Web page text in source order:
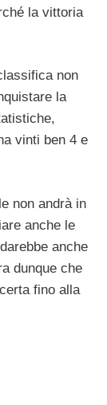
la vittoria
non
la
vinti ben 4 e
non andrà in
anche le
anche
dunque che
fino alla